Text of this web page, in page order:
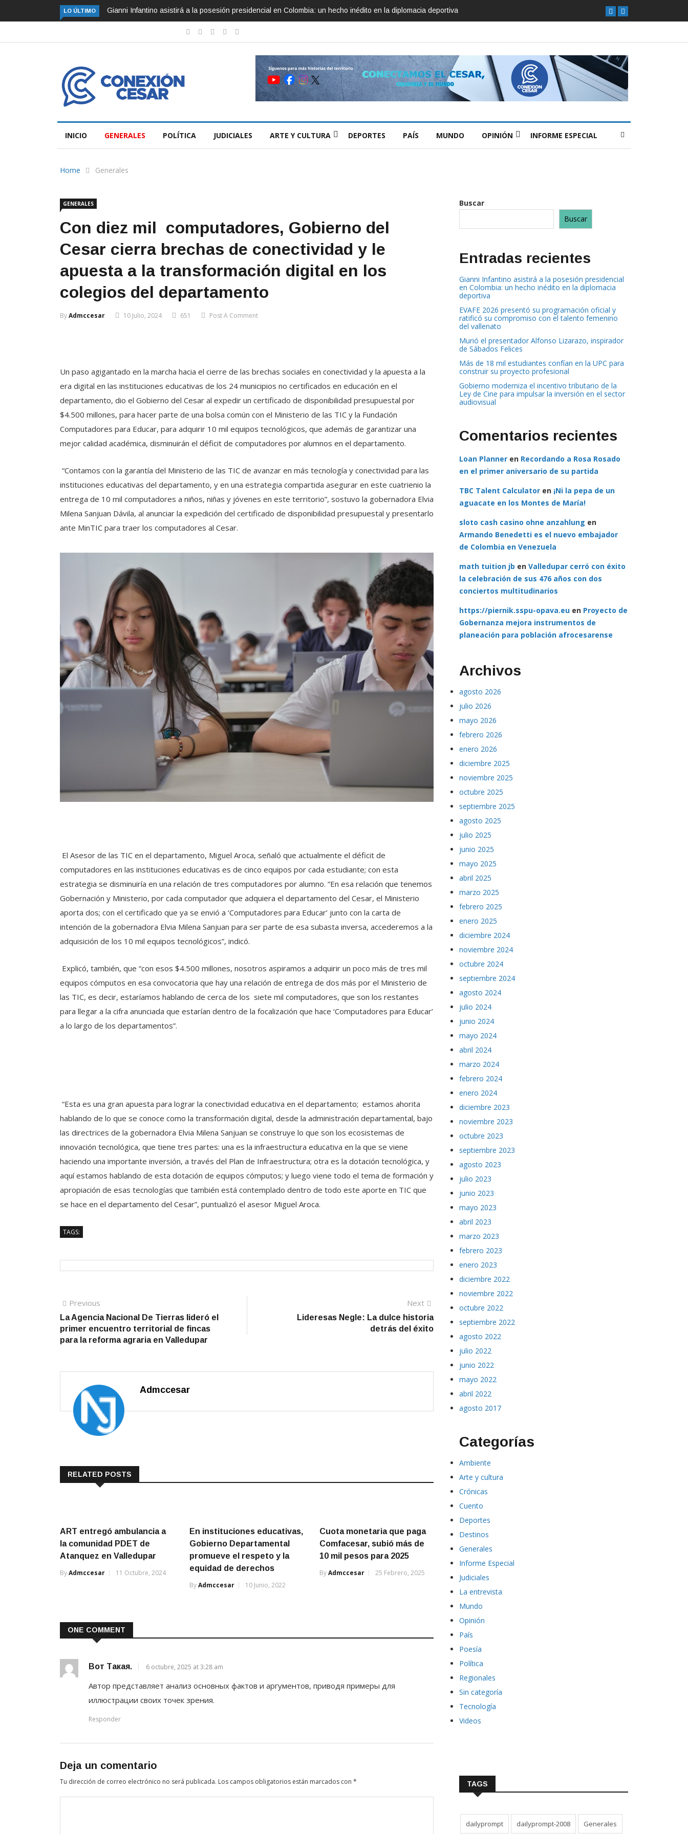
LO ÚLTIMO Gianni Infantino asistirá a la posesión presidencial en Colombia: un hecho inédito en la diplomacia deportiva
INICIO GENERALES POLÍTICA JUDICIALES ARTE Y CULTURA DEPORTES PAÍS MUNDO OPINIÓN INFORME ESPECIAL
Home Generales
GENERALES
Con diez mil computadores, Gobierno del
Cesar cierra brechas de conectividad y le
apuesta a la transformación digital en los
colegios del departamento
ByAdmccesar 10 Julio, 2024 651 Post A Comment
Un paso agigantado en la marcha hacia el cierre de las brechas sociales en conectividad y la apuesta a la
era digital en las instituciones educativas de los 24 municipios no certificados en educación en el
departamento, dio el Gobierno del Cesar al expedir un certificado de disponibilidad presupuestal por
$4.500 millones, para hacer parte de una bolsa común con el Ministerio de las TIC y la Fundación
Computadores para Educar, para adquirir 10 mil equipos tecnológicos, que además de garantizar una
mejor calidad académica, disminuirán el déficit de computadores por alumnos en el departamento.
“Contamos con la garantía del Ministerio de las TIC de avanzar en más tecnología y conectividad para las
instituciones educativas del departamento, y en una estrategia compartida asegurar en este cuatrienio la
entrega de 10 mil computadores a niños, niñas y jóvenes en este territorio”, sostuvo la gobernadora Elvia
Milena Sanjuan Dávila, al anunciar la expedición del certificado de disponibilidad presupuestal y presentarlo
ante MinTIC para traer los computadores al Cesar.
El Asesor de las TIC en el departamento, Miguel Aroca, señaló que actualmente el déficit de
computadores en las instituciones educativas es de cinco equipos por cada estudiante; con esta
estrategia se disminuiría en una relación de tres computadores por alumno. “En esa relación que tenemos
Gobernación y Ministerio, por cada computador que adquiera el departamento del Cesar, el Ministerio
aporta dos; con el certificado que ya se envió a ‘Computadores para Educar’ junto con la carta de
intención de la gobernadora Elvia Milena Sanjuan para ser parte de esa subasta inversa, accederemos a la
adquisición de los 10 mil equipos tecnológicos”, indicó.
Explicó, también, que “con esos $4.500 millones, nosotros aspiramos a adquirir un poco más de tres mil
equipos cómputos en esa convocatoria que hay una relación de entrega de dos más por el Ministerio de
las TIC, es decir, estaríamos hablando de cerca de los siete mil computadores, que son los restantes
para llegar a la cifra anunciada que estarían dentro de la focalización que hace ‘Computadores para Educar’
a lo largo de los departamentos”.
“Esta es una gran apuesta para lograr la conectividad educativa en el departamento; estamos ahorita
hablando de lo que se conoce como la transformación digital, desde la administración departamental, bajo
las directrices de la gobernadora Elvia Milena Sanjuan se construye lo que son los ecosistemas de
innovación tecnológica, que tiene tres partes: una es la infraestructura educativa en la que se viene
haciendo una importante inversión, a través del Plan de Infraestructura; otra es la dotación tecnológica, y
aquí estamos hablando de esta dotación de equipos cómputos; y luego viene todo el tema de formación y
apropiación de esas tecnologías que también está contemplado dentro de todo este aporte en TIC que
se hace en el departamento del Cesar”, puntualizó el asesor Miguel Aroca.
TAGS:
Navegación
de
entradas
Previous
post:
La Agencia Nacional De Tierras lideró el
primer encuentro territorial de fincas
para la reforma agraria en Valledupar
Next
post:
Lideresas Negle: La dulce historia
detrás del éxito
Admccesar
RELATED POSTS
ART entregó ambulancia a
la comunidad PDET de
Atanquez en Valledupar
ByAdmccesar 11 Octubre, 2024
En instituciones educativas,
Gobierno Departamental
promueve el respeto y la
equidad de derechos
ByAdmccesar 10 Junio, 2022
Cuota monetaria que paga
Comfacesar, subió más de
10 mil pesos para 2025
ByAdmccesar 25 Febrero, 2025
ONE COMMENT
Вот Такая. 6 octubre, 2025 at 3:28 am
Автор представляет анализ основных фактов и аргументов, приводя примеры для
иллюстрации своих точек зрения.
Responder
Deja un comentario
Tu dirección de correo electrónico no será publicada. Los campos obligatorios están marcados con *
Buscar
Buscar
Entradas recientes
Gianni Infantino asistirá a la posesión presidencial
en Colombia: un hecho inédito en la diplomacia
deportiva
EVAFE 2026 presentó su programación oficial y
ratificó su compromiso con el talento femenino
del vallenato
Murió el presentador Alfonso Lizarazo, inspirador
de Sábados Felices
Más de 18 mil estudiantes confían en la UPC para
construir su proyecto profesional
Gobierno moderniza el incentivo tributario de la
Ley de Cine para impulsar la inversión en el sector
audiovisual
Comentarios recientes
Loan Planner en Recordando a Rosa Rosado
en el primer aniversario de su partida
TBC Talent Calculator en ¡Ni la pepa de un
aguacate en los Montes de María!
sloto cash casino ohne anzahlung en
Armando Benedetti es el nuevo embajador
de Colombia en Venezuela
math tuition jb en Valledupar cerró con éxito
la celebración de sus 476 años con dos
conciertos multitudinarios
https://piernik.sspu-opava.eu en Proyecto de
Gobernanza mejora instrumentos de
planeación para población afrocesarense
Archivos
agosto 2026
julio 2026
mayo 2026
febrero 2026
enero 2026
diciembre 2025
noviembre 2025
octubre 2025
septiembre 2025
agosto 2025
julio 2025
junio 2025
mayo 2025
abril 2025
marzo 2025
febrero 2025
enero 2025
diciembre 2024
noviembre 2024
octubre 2024
septiembre 2024
agosto 2024
julio 2024
junio 2024
mayo 2024
abril 2024
marzo 2024
febrero 2024
enero 2024
diciembre 2023
noviembre 2023
octubre 2023
septiembre 2023
agosto 2023
julio 2023
junio 2023
mayo 2023
abril 2023
marzo 2023
febrero 2023
enero 2023
diciembre 2022
noviembre 2022
octubre 2022
septiembre 2022
agosto 2022
julio 2022
junio 2022
mayo 2022
abril 2022
agosto 2017
Categorías
Ambiente
Arte y cultura
Crónicas
Cuento
Deportes
Destinos
Generales
Informe Especial
Judiciales
La entrevista
Mundo
Opinión
País
Poesía
Política
Regionales
Sin categoría
Tecnología
Videos
TAGS
dailyprompt dailyprompt-2008 Generales